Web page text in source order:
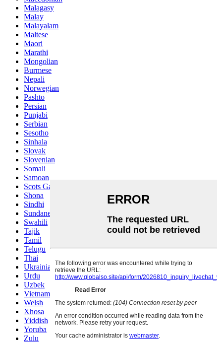
Malagasy
Malay
Malayalam
Maltese
Maori
Marathi
Mongolian
Burmese
Nepali
Norwegian
Pashto
Persian
Punjabi
Serbian
Sesotho
Sinhala
Slovak
Slovenian
Somali
Samoan
Scots Gaelic
Shona
Sindhi
Sundanese
Swahili
Tajik
Tamil
Telugu
Thai
Ukrainian
Urdu
Uzbek
Vietnamese
Welsh
Xhosa
Yiddish
Yoruba
Zulu